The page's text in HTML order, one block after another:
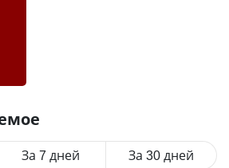
За 7 дней За 30 дней